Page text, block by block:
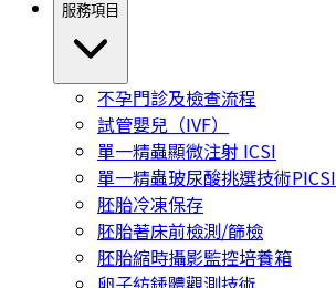
服務項目
不孕門診及檢查流程
試管嬰兒（IVF）
單一精蟲顯微注射 ICSI
單一精蟲玻尿酸挑選技術PICSI
胚胎冷凍保存
胚胎著床前檢測/篩檢
胚胎縮時攝影監控培養箱